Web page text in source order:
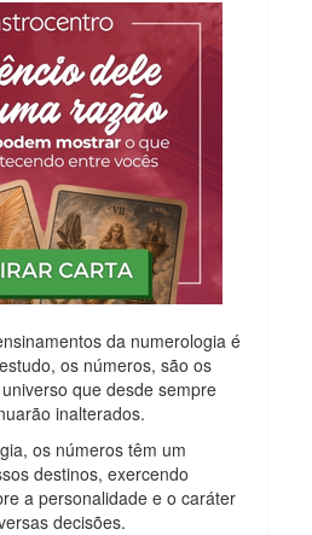
da numerologia é
os números, são os
que desde sempre
inalterados.
os números têm um
destinos, exercendo
a personalidade e o caráter
decisões.